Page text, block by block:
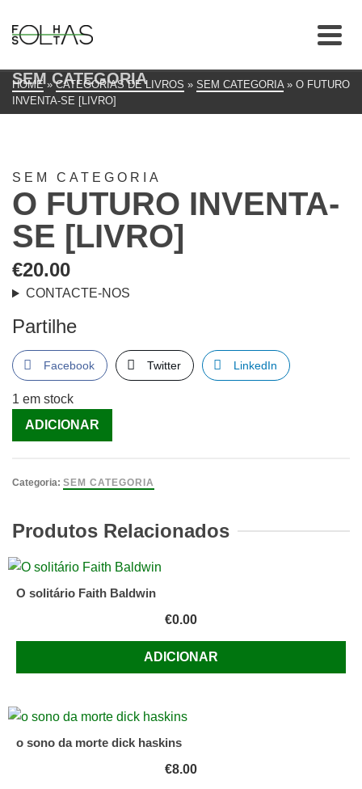
SEM CATEGORIA
HOME » CATEGORIAS DE LIVROS » SEM CATEGORIA » O FUTURO
INVENTA-SE [LIVRO]
SEM CATEGORIA
O FUTURO INVENTA-
SE [LIVRO]
€20.00
CONTACTE-NOS
Partilhe
Facebook Twitter LinkedIn
1 em stock
Quantidade
de
Futuro
[Livro]
ADICIONAR
Categoria: SEM CATEGORIA
Produtos Relacionados
O solitário Faith Baldwin
€0.00
ADICIONAR
o sono da morte dick haskins
€8.00